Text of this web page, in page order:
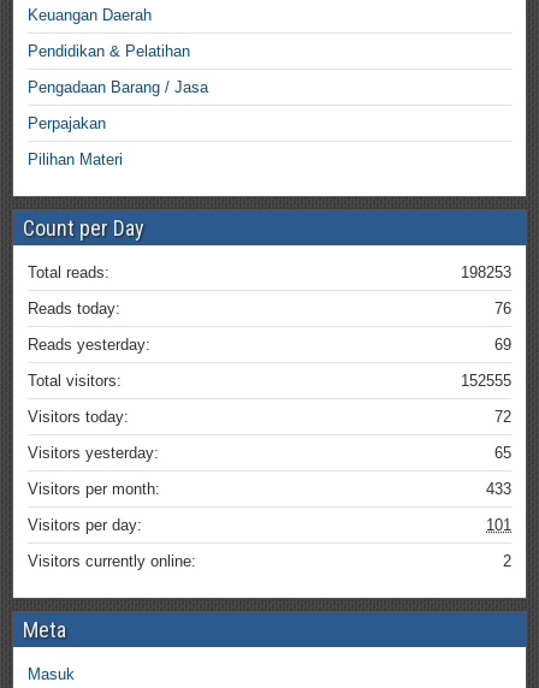
Keuangan Daerah
Pendidikan & Pelatihan
Pengadaan Barang / Jasa
Perpajakan
Pilihan Materi
Count per Day
198253
Total reads:
76
Reads today:
69
Reads yesterday:
152555
Total visitors:
72
Visitors today:
65
Visitors yesterday:
433
Visitors per month:
101
Visitors per day:
2
Visitors currently online:
Meta
Masuk